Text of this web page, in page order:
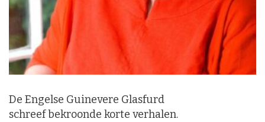
De Engelse Guinevere Glasfurd
schreef bekroonde korte verhalen.